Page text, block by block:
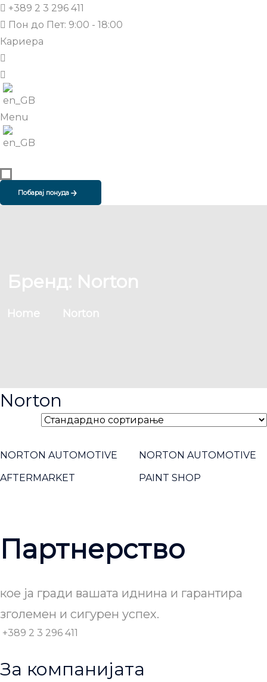
+389 2 3 296 411
Пон до Пет: 9:00 - 18:00
Кариера
Menu
Побарај понуда
Бренд: Norton
Home Norton
Norton
NORTON AUTOMOTIVE
AFTERMARKET
NORTON AUTOMOTIVE
PAINT SHOP
Партнерство
кое ја гради вашата иднина и гарантира
зголемен и сигурен успех.
+389 2 3 296 411
За компанијата